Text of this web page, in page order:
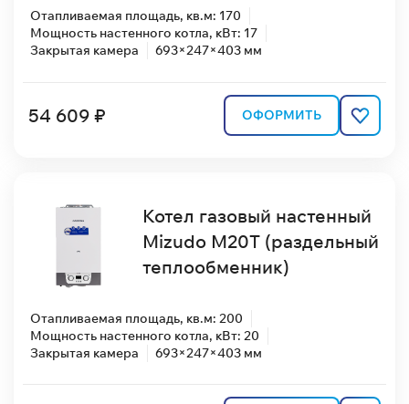
Отапливаемая площадь, кв.м: 170
Мощность настенного котла, кВт: 17
Закрытая камера
693×247×403 мм
54 609 ₽ ОФОРМИТЬ
Котел газовый настенный
Mizudo M20T (раздельный
теплообменник)
Отапливаемая площадь, кв.м: 200
Мощность настенного котла, кВт: 20
Закрытая камера
693×247×403 мм